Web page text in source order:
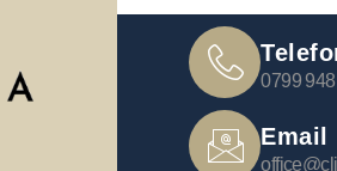
0799
Email